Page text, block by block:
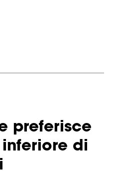
preferisce
di